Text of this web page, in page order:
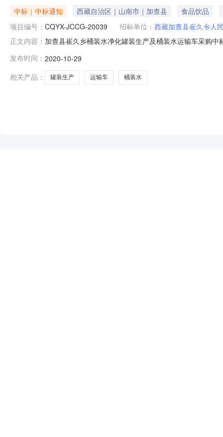
中标｜中标通知 西藏自治区｜山南市｜加查县
食品饮品
项目编号： CQYX-JCCG-20039 招标单位： 西藏加查县崔久乡人
正文内容： 加查县崔久乡桶装水净化罐装生产及桶装水运输车采购
JCCG-20039。评标工作已结束，根据评审结果，现公
时间：20
发布时间： 2020-10-29
相关产品：
罐装生产 运输车 桶装水